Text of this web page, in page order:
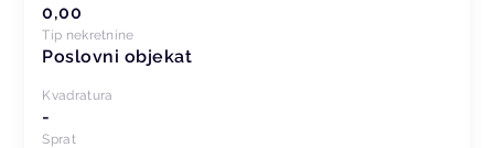
0,00
Tip nekretnine
Poslovni objekat
Kvadratura
-
Sprat